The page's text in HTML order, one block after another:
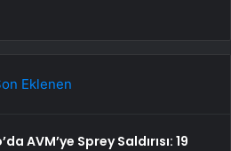
Eklenen
AVM’ye Sprey Saldırısı: 19